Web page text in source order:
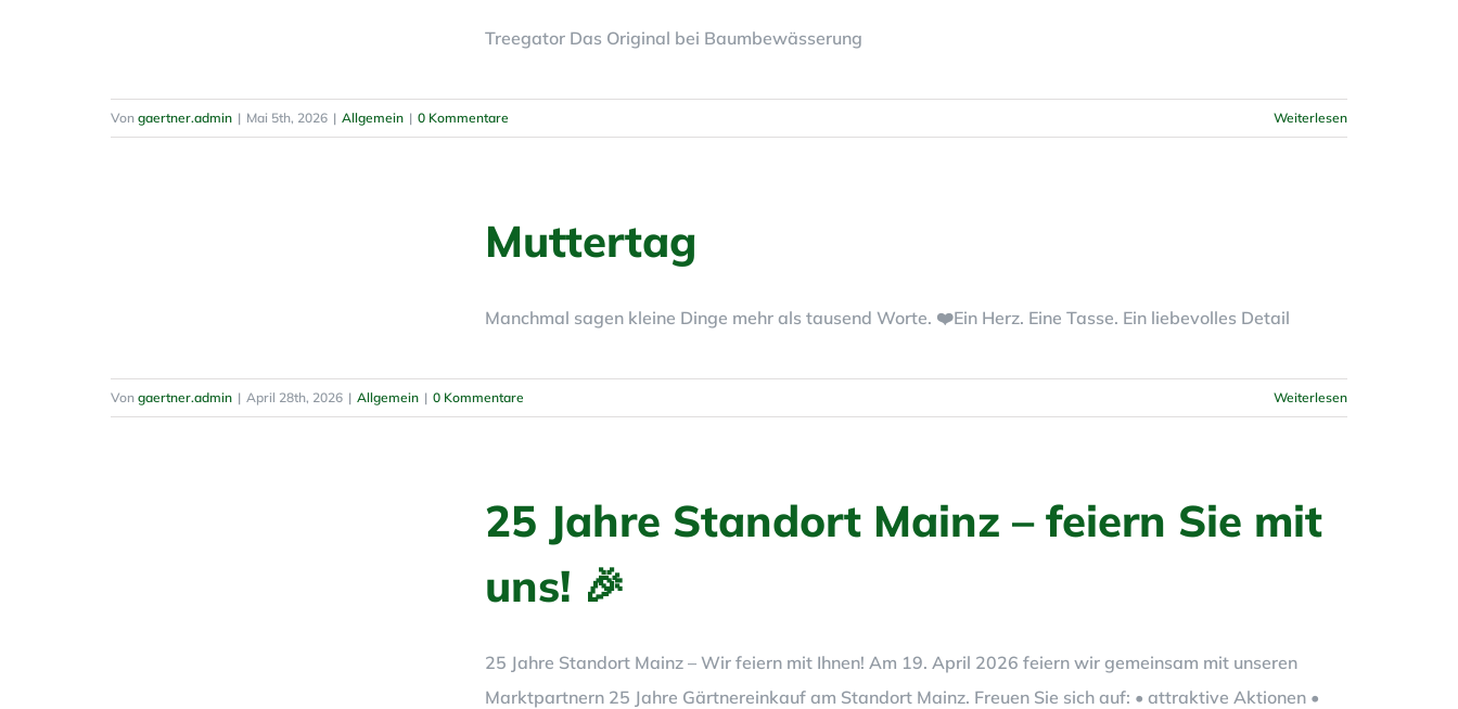
Treegator Das Original bei Baumbewässerung
Von gaertner.admin | Mai 5th, 2026 | Allgemein | 0 Kommentare Weiterlesen
Muttertag
Manchmal sagen kleine Dinge mehr als tausend Worte. ❤️Ein Herz. Eine Tasse. Ein liebevolles Detail
Von gaertner.admin | April 28th, 2026 | Allgemein | 0 Kommentare Weiterlesen
25 Jahre Standort Mainz – feiern Sie mit
uns! 🎉
25 Jahre Standort Mainz – Wir feiern mit Ihnen! Am 19. April 2026 feiern wir gemeinsam mit unseren
Marktpartnern 25 Jahre Gärtnereinkauf am Standort Mainz. Freuen Sie sich auf: • attraktive Aktionen •